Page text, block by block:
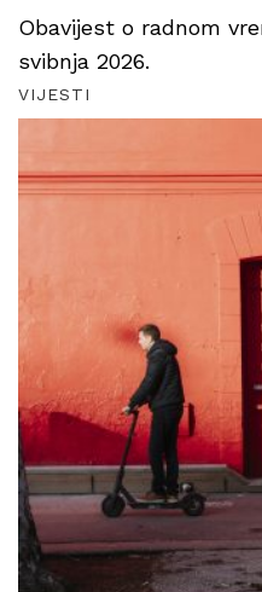
Obavijest o radnom
svibnja 2026.
VIJESTI